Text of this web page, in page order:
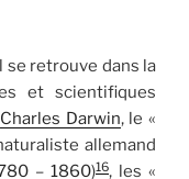
se retrouve dans la
et scientifiques
Charles Darwin, le «
allemand
– 1860)16, les «